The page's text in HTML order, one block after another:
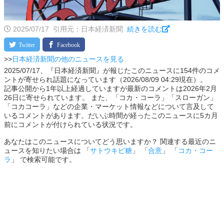
2025/07/17 引用元：日本経済新聞 続きを読む
>>日本経済新聞の他のニュースを見る
2025/07/17、『日本経済新聞』が報じたこのニュースに154件のコメ
ントが寄せられ話題になっています（2026/08/09 04:29現在）。
記事公開から1年以上経過していますが最新のコメントは2026年2月
26日に寄せられています。 また、「コカ・コーラ」「スローガン」
「コカコーラ」などの企業・マーケット情報などについて言及して
いるコメントがあります。だいぶ時間が経ったこのニュースに5カ月
前にコメントが付けられている状況です。
あなたはこのニュースについてどう思いますか？ 関連する最近のニ
ュースを知りたい場合は 「サトウキビ糖 」 「合意 」 「 コカ・コー
ラ 」 で検索可能です。